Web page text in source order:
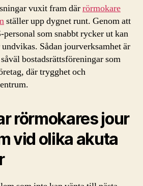
vuxit fram därrörmokare
ställer upp dygnet runt. Genom att
som snabbt rycker ut kan
Sådan jourverksamhet är
bostadsrättsföreningar som
där trygghet och
rörmokares jour
vid olika akuta